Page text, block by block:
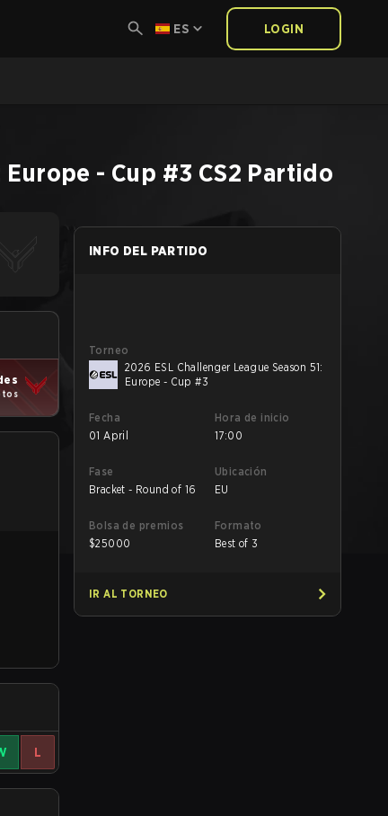
ES LOGIN
Europe - Cup #3 CS2 Partido
L
INFO DEL PARTIDO
Torneo
2026 ESL Challenger League Season 51:
Europe - Cup #3
Fecha
01 April
Hora de inicio
17:00
Fase
Bracket - Round of 16
Ubicación
EU
Bolsa de premios
$25000
Formato
Best of 3
IR AL TORNEO